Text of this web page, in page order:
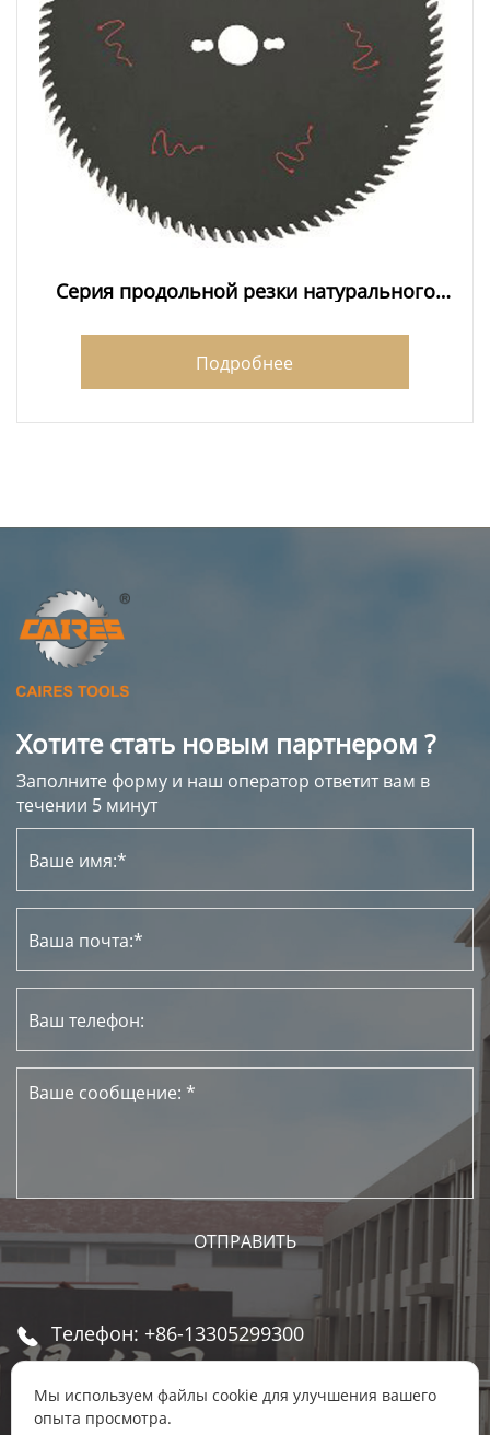
Серия продольной резки натурального
Подробнее
Хотите стать новым партнером ?
Заполните форму и наш оператор ответит вам в
течении 5 минут
 Телефон: +86-13305299300
 email: gray@chinatools.com
Мы используем файлы cookie для улучшения вашего
опыта просмотра.